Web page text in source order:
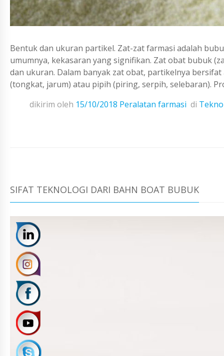
Bentuk dan ukuran partikel. Zat-zat farmasi adalah
umumnya, kekasaran yang signifikan. Zat obat bubuk
dan ukuran. Dalam banyak zat obat, partikelnya
(tongkat, jarum) atau pipih (piring, serpih, selebaran).
dikirim oleh 15/10/2018 Peralatan farmasi di
SIFAT TEKNOLOGI DARI BAHN BOAT BUBUK